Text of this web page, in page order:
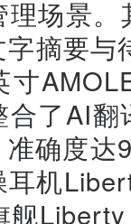
场景。
摘要
寸
合了AI
确度
耳机
舰